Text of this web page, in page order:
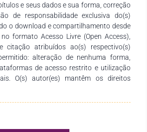
e seus dados e sua forma, correção
de responsabilidade exclusiva do(s)
o download e compartilhamento desde
formato Acesso Livre (Open Access),
citação atribuídos ao(s) respectivo(s)
alteração de nenhuma forma,
de acesso restrito e utilização
O(s) autor(es) mantêm os direitos